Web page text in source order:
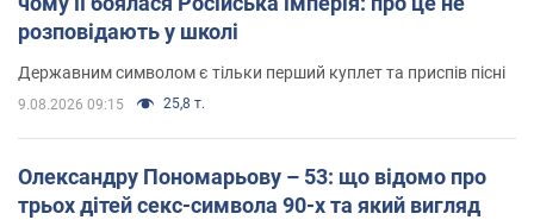
розповідають у школі
Державним символом є тільки перший куплет та приспів пісні
9.08.2026 09:15 25,8 т.
Олександру Пономарьову – 53: що відомо про
трьох дітей секс-символа 90-х та який вигляд